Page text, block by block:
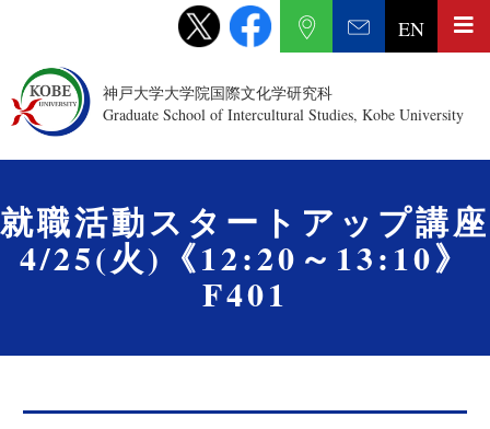
神戸大学大学院国際文化学研究科
Graduate School of Intercultural Studies, Kobe University
EN
就職活動スタートアップ講座
4/25(火)《12:20～13:10》
F401